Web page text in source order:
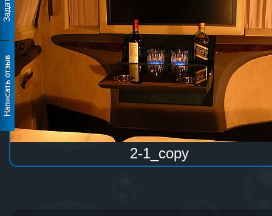
2-1_copy